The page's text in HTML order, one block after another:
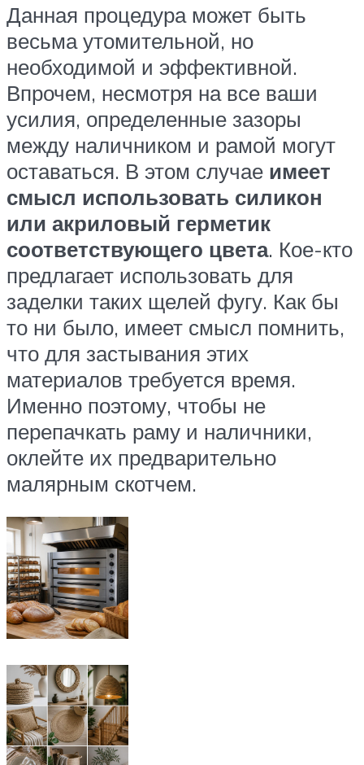
Данная процедура может быть
весьма утомительной, но
необходимой и эффективной.
Впрочем, несмотря на все ваши
усилия, определенные зазоры
между наличником и рамой могут
оставаться. В этом случае имеет
смысл использовать силикон
или акриловый герметик
соответствующего цвета. Кое-кто
предлагает использовать для
заделки таких щелей фугу. Как бы
то ни было, имеет смысл помнить,
что для застывания этих
материалов требуется время.
Именно поэтому, чтобы не
перепачкать раму и наличники,
оклейте их предварительно
малярным скотчем.